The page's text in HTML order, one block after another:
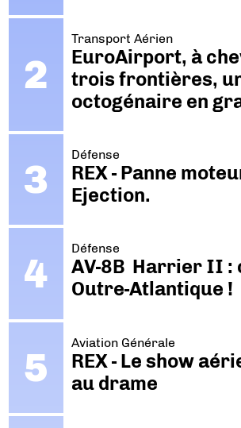
Transport Aérien
EuroAirport, à
trois frontières,
octogénaire en
Défense
REX - Panne
Ejection.
Défense
AV-8B Harrier II :
Outre-Atlantique !
Aviation Générale
REX - Le show
au drame